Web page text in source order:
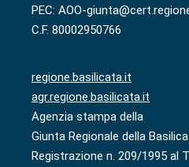
PEC: AOO-
C.F. 80002950766
regione.basilicata.it
agr.regione.basilicata.it
Agenzia stampa della
Giunta Regionale della
Registrazione n. 209/1995 al